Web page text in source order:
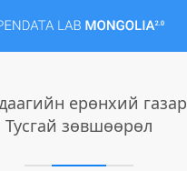
ерөнхий газар
Тусгай зөвшөөрөл